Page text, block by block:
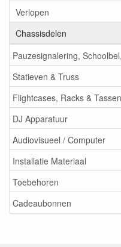
Verlopen
Chassisdelen
Pauzesignalering,
Statieven & Truss
Flightcases, Racks & Tassen
DJ Apparatuur
Audiovisueel / Computer
Installatie Materiaal
Toebehoren
Cadeaubonnen